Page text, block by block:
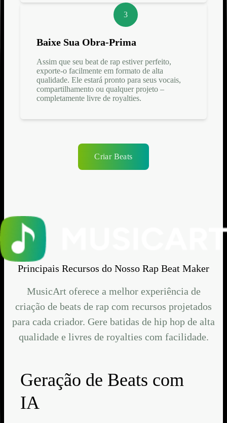
3
Baixe Sua Obra-Prima
Assim que seu beat de rap estiver perfeito,
exporte-o facilmente em formato de alta
qualidade. Ele estará pronto para seus vocais,
compartilhamento ou qualquer projeto –
completamente livre de royalties.
Criar Beats
Principais Recursos do Nosso Rap Beat Maker
MusicArt oferece a melhor experiência de
criação de beats de rap com recursos projetados
para cada criador. Gere batidas de hip hop de alta
qualidade e livres de royalties com facilidade.
Geração de Beats com
IA